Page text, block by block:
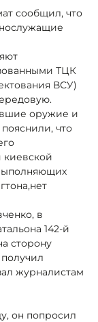
сообщил, что
ТЦК
ВСУ)
оружие и
что
киевской
нет
в
142-й
сторону
журналистам
он попросил